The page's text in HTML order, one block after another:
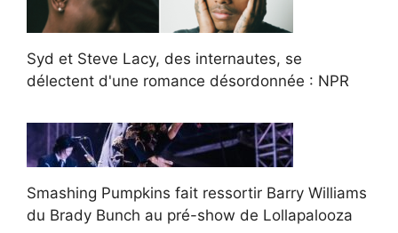
Syd et Steve Lacy, des internautes, se
délectent d'une romance désordonnée : NPR
Smashing Pumpkins fait ressortir Barry Williams
du Brady Bunch au pré-show de Lollapalooza